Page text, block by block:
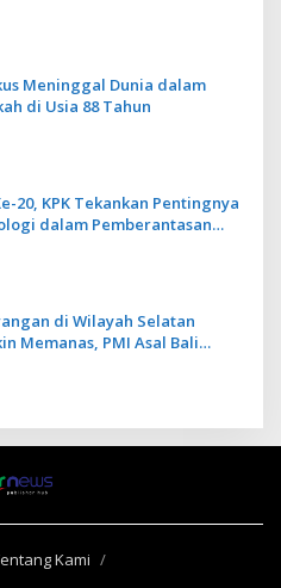
Meninggal Dunia dalam
di Usia 88 Tahun
20, KPK Tekankan Pentingnya
dalam Pemberantasan
di Wilayah Selatan
Memanas, PMI Asal Bali
Kami